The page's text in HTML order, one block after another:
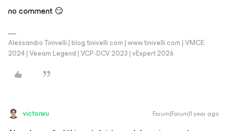
no comment 😏
Alessandro Tinivelli | blog.tinivelli.com | www.tinivelli.com | VMCE
2024 | Veeam Legend | VCP-DCV 2023 | vExpert 2026
victorwu Forum|Forum|1 year ago